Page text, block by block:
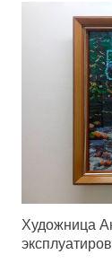
Художница